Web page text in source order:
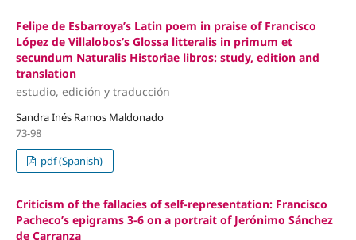
Felipe de Esbarroya’s Latin poem in praise of Francisco
López de Villalobos’s Glossa litteralis in primum et
secundum Naturalis Historiae libros: study, edition and
translation
estudio, edición y traducción
Sandra Inés Ramos Maldonado
73-98
pdf (Spanish)
Criticism of the fallacies of self-representation: Francisco
Pacheco’s epigrams 3-6 on a portrait of Jerónimo Sánchez
de Carranza